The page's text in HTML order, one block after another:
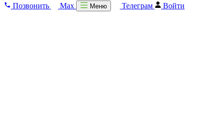
Позвонить Max Меню Телеграм Войти